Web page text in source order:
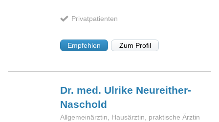
Privatpatienten
Empfehlen Zum Profil
Dr. med. Ulrike Neureither-
Naschold
Allgemeinärztin, Hausärztin, praktische Ärztin